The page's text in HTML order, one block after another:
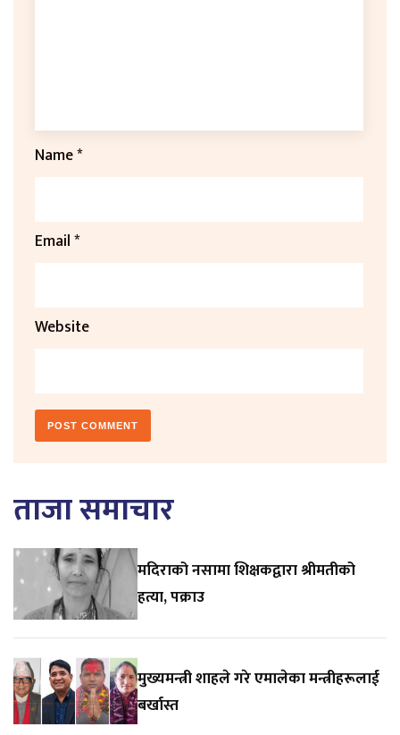
Name*
Email*
Website
ताजा समाचार
मदिराको नसामा शिक्षकद्वारा श्रीमतीको
हत्या, पक्राउ
मुख्यमन्त्री शाहले गरे एमालेका मन्त्रीहरूलाई
बर्खास्त